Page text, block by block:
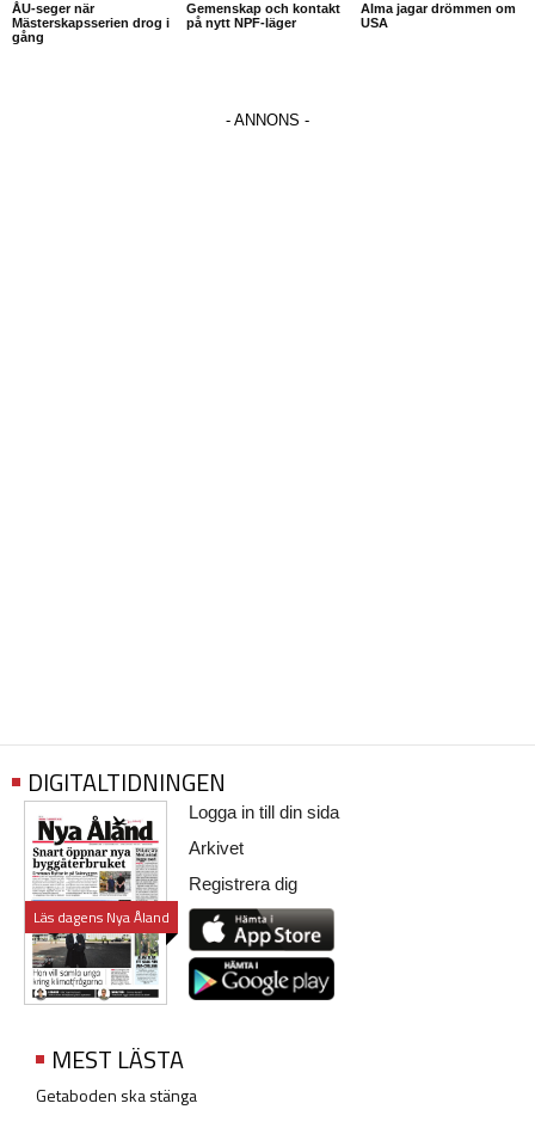
ÅU-seger när
Mästerskapsserien drog i
gång
Gemenskap och kontakt
på nytt NPF-läger
Alma jagar drömmen om
USA
DIGITALTIDNINGEN
Läs dagens Nya Åland
Logga in till din sida
Arkivet
Registrera dig
MEST LÄSTA
Getaboden ska stänga